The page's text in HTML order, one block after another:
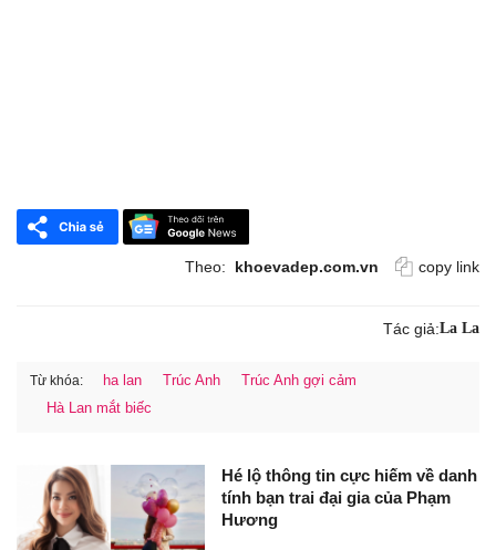
Theo: khoevadep.com.vn copy link
Tác giả:La La
Từ khóa: ha lan Trúc Anh
Trúc Anh gợi cảm
Hà Lan mắt biếc
Hé lộ thông tin cực hiếm về danh
tính bạn trai đại gia của Phạm
Hương